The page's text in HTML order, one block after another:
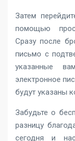
Затем
помощью
Сразу после
письмо с
указанные
электронное
будут указаны
Забудьте о
разницу
сегодня и